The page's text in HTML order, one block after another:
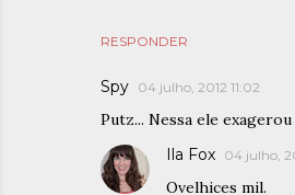
RESPONDER
Spy 04 julho, 2012 11:02
Putz... Nessa ele exagerou
Ila Fox 04 julho,
Ovelhices mil.